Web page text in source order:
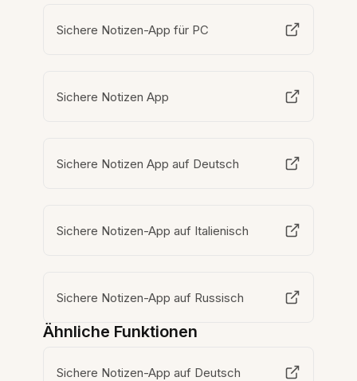
Sichere Notizen-App für PC
Sichere Notizen App
Sichere Notizen App auf Deutsch
Sichere Notizen-App auf Italienisch
Sichere Notizen-App auf Russisch
Ähnliche Funktionen
Sichere Notizen-App auf Deutsch